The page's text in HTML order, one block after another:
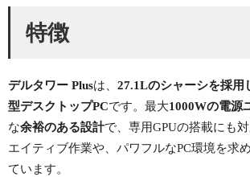
特徴
デルタワー Plusは、 27.1Lのシャーシを採用
型デスクトップPCです。最大1000Wの電源
な余裕のある設計で、専用GPUの搭載にも
エイティブ作業や、パワフルなPC環境を求
ています。